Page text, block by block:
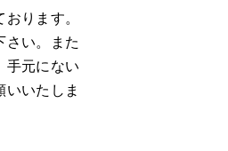
ります。
さい。また
手元にない
いたしま